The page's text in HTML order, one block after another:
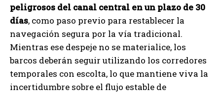
peligrosos del canal central en un plazo de 30
días, como paso previo para restablecer la
navegación segura por la vía tradicional.
Mientras ese despeje no se materialice, los
barcos deberán seguir utilizando los corredores
temporales con escolta, lo que mantiene viva la
incertidumbre sobre el flujo estable de